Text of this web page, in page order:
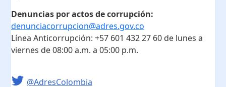
Denuncias por actos de corrupción:
denunciacorrupcion@adres.gov.co
Línea Anticorrupción: +57 601 432 27 60 de lunes a
viernes de 08:00 a.m. a 05:00 p.m.
@AdresColombia